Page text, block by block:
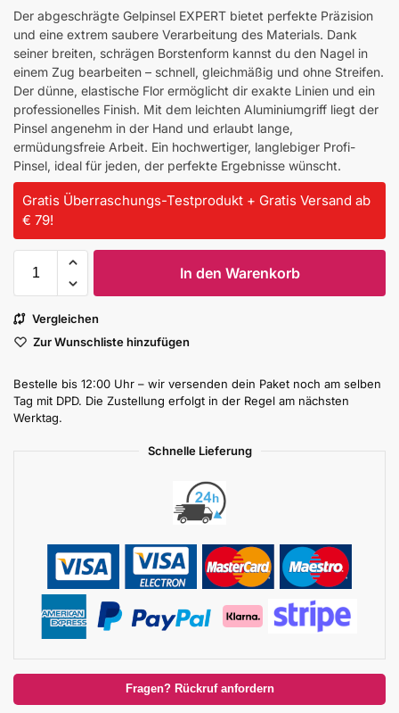
Der abgeschrägte Gelpinsel EXPERT bietet perfekte Präzision
und eine extrem saubere Verarbeitung des Materials. Dank
seiner breiten, schrägen Borstenform kannst du den Nagel in
einem Zug bearbeiten – schnell, gleichmäßig und ohne Streifen.
Der dünne, elastische Flor ermöglicht dir exakte Linien und ein
professionelles Finish. Mit dem leichten Aluminiumgriff liegt der
Pinsel angenehm in der Hand und erlaubt lange,
ermüdungsfreie Arbeit. Ein hochwertiger, langlebiger Profi-
Pinsel, ideal für jeden, der perfekte Ergebnisse wünscht.
Gratis Überraschungs-Testprodukt + Gratis Versand ab
€ 79!
In den Warenkorb
Vergleichen
Zur Wunschliste hinzufügen
Bestelle bis 12:00 Uhr – wir versenden dein Paket noch am selben
Tag mit DPD. Die Zustellung erfolgt in der Regel am nächsten
Werktag.
Schnelle Lieferung
Fragen? Rückruf anfordern